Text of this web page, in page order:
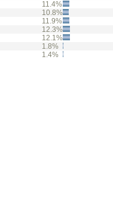
11.4%
10.8%
11.9%
12.3%
12.1%
1.8%
1.4%